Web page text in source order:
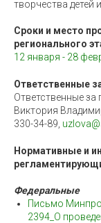
творчества детей
Сроки и место
регионального
12 января - 28
Ответственные
Ответственные
Виктория
330-34-89,
Нормативные и
Федеральные
Письмо
2394_О